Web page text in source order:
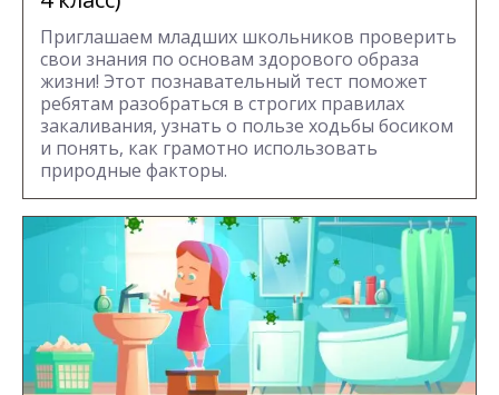
Приглашаем младших школьников проверить
свои знания по основам здорового образа
жизни! Этот познавательный тест поможет
ребятам разобраться в строгих правилах
закаливания, узнать о пользе ходьбы босиком
и понять, как грамотно использовать
природные факторы.